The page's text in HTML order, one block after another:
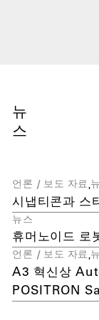
뉴
스
언론 / 보도 자료
시냅티콘과 스
뉴스
휴머노이드 로
언론 / 보도 자료
A3 혁신상
POSITRON